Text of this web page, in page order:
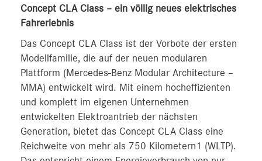
Concept CLA Class – ein völlig neues elektrisches
Fahrerlebnis
Das Concept CLA Class ist der Vorbote der ersten
Modellfamilie, die auf der neuen modularen
Plattform (Mercedes-Benz Modular Architecture –
MMA) entwickelt wird. Mit einem hocheffizienten
und komplett im eigenen Unternehmen
entwickelten Elektroantrieb der nächsten
Generation, bietet das Concept CLA Class eine
Reichweite von mehr als 750 Kilometern1 (WLTP).